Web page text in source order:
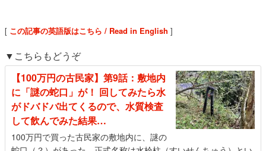
[ この記事の英語版はこちら / Read in English ]
▼こちらもどうぞ
【100万円の古民家】第9話：敷地内
に「謎の蛇口」が！ 回してみたら水
がドバドバ出てくるので、水質検査
して飲んでみた結果…
100万円で買った古民家の敷地内に、謎の